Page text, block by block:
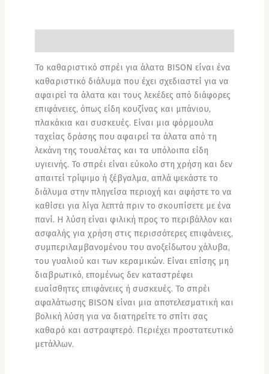
Το καθαριστικό σπρέι για άλατα BISON είναι ένα
καθαριστικό διάλυμα που έχει σχεδιαστεί για να
αφαιρεί τα άλατα και τους λεκέδες από διάφορες
επιφάνειες, όπως είδη κουζίνας και μπάνιου,
πλακάκια και συσκευές. Είναι μια φόρμουλα
ταχείας δράσης που αφαιρεί τα άλατα από τη
λεκάνη της τουαλέτας και τα υπόλοιπα είδη
υγιεινής. Το σπρέι είναι εύκολο στη χρήση και δεν
απαιτεί τρίψιμο ή ξέβγαλμα, απλά ψεκάστε το
διάλυμα στην πληγείσα περιοχή και αφήστε το να
καθίσει για λίγα λεπτά πριν το σκουπίσετε με ένα
πανί. Η λύση είναι φιλική προς το περιβάλλον και
ασφαλής για χρήση στις περισσότερες επιφάνειες,
συμπεριλαμβανομένου του ανοξείδωτου χάλυβα,
του γυαλιού και των κεραμικών. Είναι επίσης μη
διαβρωτικό, επομένως δεν καταστρέφει
ευαίσθητες επιφάνειες ή συσκευές. Το σπρέι
αφαλάτωσης BISON είναι μια αποτελεσματική και
βολική λύση για να διατηρείτε το σπίτι σας
καθαρό και αστραφτερό. Περιέχει προστατευτικό
μετάλλων.